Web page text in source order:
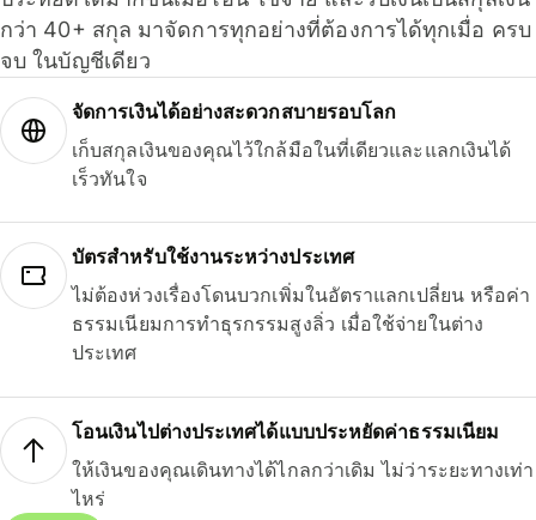
กว่า 40+ สกุล มาจัดการทุกอย่างที่ต้องการได้ทุกเมื่อ ครบ
จบ ในบัญชีเดียว
จัดการเงินได้อย่างสะดวกสบายรอบโลก
เก็บสกุลเงินของคุณไว้ใกล้มือในที่เดียวและแลกเงินได้
เร็วทันใจ
บัตรสำหรับใช้งานระหว่างประเทศ
ไม่ต้องห่วงเรื่องโดนบวกเพิ่มในอัตราแลกเปลี่ยน หรือค่า
ธรรมเนียมการทำธุรกรรมสูงลิ่ว เมื่อใช้จ่ายในต่าง
ประเทศ
โอนเงินไปต่างประเทศได้แบบประหยัดค่าธรรมเนียม
ให้เงินของคุณเดินทางได้ไกลกว่าเดิม ไม่ว่าระยะทางเท่า
ไหร่